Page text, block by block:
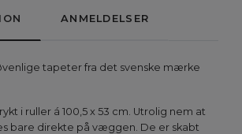
ANMELDELSER
tapeter fra det svenske mærke
i ruller á 100,5 x 53 cm. Utrolig nem at
bare direkte på væggen. De er skabt